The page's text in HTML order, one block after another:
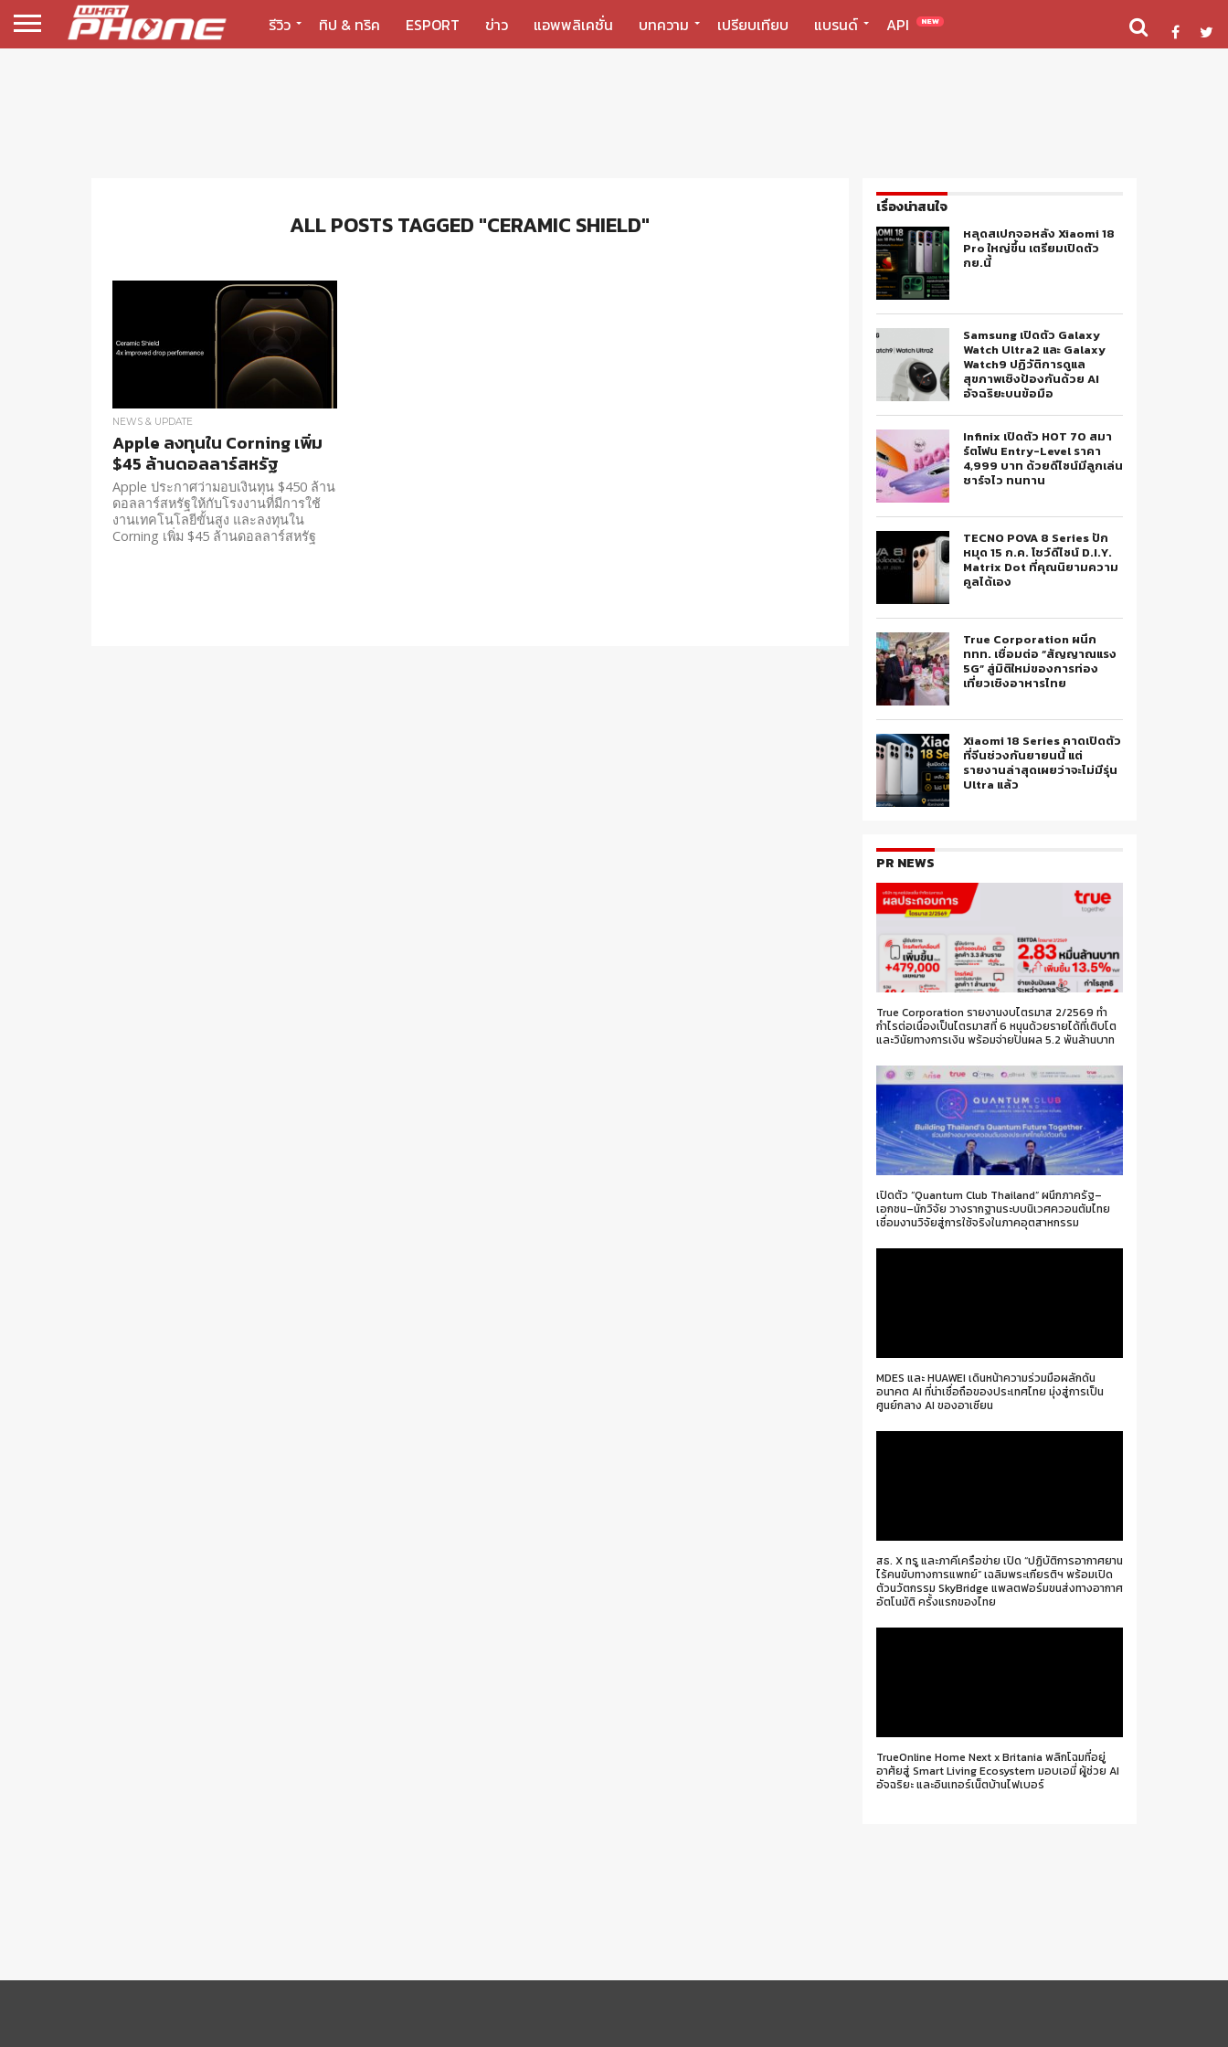
รีวิว ทิป & ทริค ESPORT ข่าว แอพพลิเคชั่น บทความ เปรียบเทียบ แบรนด์ API NEW
ALL POSTS TAGGED "CERAMIC SHIELD"
NEWS & UPDATE
Apple ลงทุนใน Corning เพิ่ม
$45 ล้านดอลลาร์สหรัฐ
Apple ประกาศว่ามอบเงินทุน $450 ล้าน
ดอลลาร์สหรัฐให้กับโรงงานที่มีการใช้
งานเทคโนโลยีขั้นสูง และลงทุนใน
Corning เพิ่ม $45 ล้านดอลลาร์สหรัฐ
เรื่องน่าสนใจ
หลุดสเปกจอหลัง Xiaomi 18
Pro ใหญ่ขึ้น เตรียมเปิดตัว
กย.นี้
Samsung เปิดตัว Galaxy
Watch Ultra2 และ Galaxy
Watch9 ปฏิวัติการดูแล
สุขภาพเชิงป้องกันด้วย AI
อัจฉริยะบนข้อมือ
Infinix เปิดตัว HOT 70 สมา
ร์ตโฟน Entry-Level ราคา
4,999 บาท ด้วยดีไซน์มีลูกเล่น
ชาร์จไว ทนทาน
TECNO POVA 8 Series ปัก
หมุด 15 ก.ค. โชว์ดีไซน์ D.I.Y.
Matrix Dot ที่คุณนิยามความ
คูลได้เอง
True Corporation ผนึก
ททท. เชื่อมต่อ “สัญญาณแรง
5G” สู่มิติใหม่ของการท่อง
เที่ยวเชิงอาหารไทย
Xiaomi 18 Series คาดเปิดตัว
ที่จีนช่วงกันยายนนี้ แต่
รายงานล่าสุดเผยว่าจะไม่มีรุ่น
Ultra แล้ว
PR NEWS
True Corporation รายงานงบไตรมาส 2/2569 ทำ
กำไรต่อเนื่องเป็นไตรมาสที่ 6 หนุนด้วยรายได้ที่เติบโต
และวินัยทางการเงิน พร้อมจ่ายปันผล 5.2 พันล้านบาท
เปิดตัว “Quantum Club Thailand” ผนึกภาครัฐ–
เอกชน–นักวิจัย วางรากฐานระบบนิเวศควอนตัมไทย
เชื่อมงานวิจัยสู่การใช้จริงในภาคอุตสาหกรรม
MDES และ HUAWEI เดินหน้าความร่วมมือผลักดัน
อนาคต AI ที่น่าเชื่อถือของประเทศไทย มุ่งสู่การเป็น
ศูนย์กลาง AI ของอาเซียน
สธ. X ทรู และภาคีเครือข่าย เปิด “ปฏิบัติการอากาศยาน
ไร้คนขับทางการแพทย์” เฉลิมพระเกียรติฯ พร้อมเปิด
ตัวนวัตกรรม SkyBridge แพลตฟอร์มขนส่งทางอากาศ
อัตโนมัติ ครั้งแรกของไทย
TrueOnline Home Next x Britania พลิกโฉมที่อยู่
อาศัยสู่ Smart Living Ecosystem มอบเอมี่ ผู้ช่วย AI
อัจฉริยะ และอินเทอร์เน็ตบ้านไฟเบอร์